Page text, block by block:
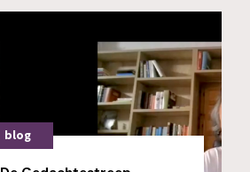
blog